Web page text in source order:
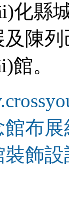
(kāi)
列己
。
館布展
裝飾設